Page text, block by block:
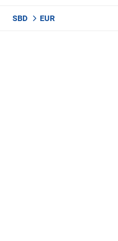
SBD EUR